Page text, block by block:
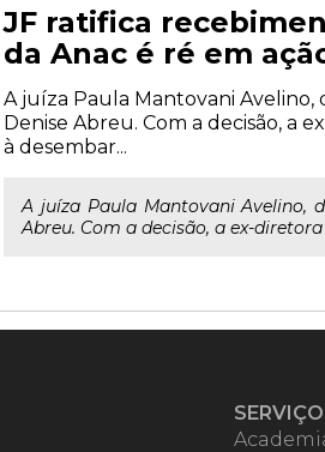
JF ratifica
da Anac é ré em
A juíza Paula Mantovani Avelino,
Denise Abreu. Com a decisão, a
à desembar...
A juíza Paula Mantovani Avelino,
Abreu. Com a decisão, a ex-